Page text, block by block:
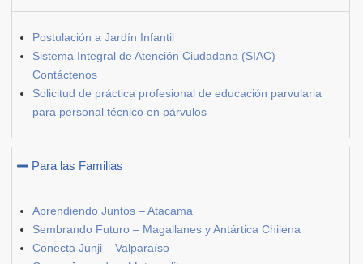
Postulación a Jardín Infantil
Sistema Integral de Atención Ciudadana (SIAC) –
Contáctenos
Solicitud de práctica profesional de educación parvularia
para personal técnico en párvulos
Para las Familias
Aprendiendo Juntos – Atacama
Sembrando Futuro – Magallanes y Antártica Chilena
Conecta Junji – Valparaíso